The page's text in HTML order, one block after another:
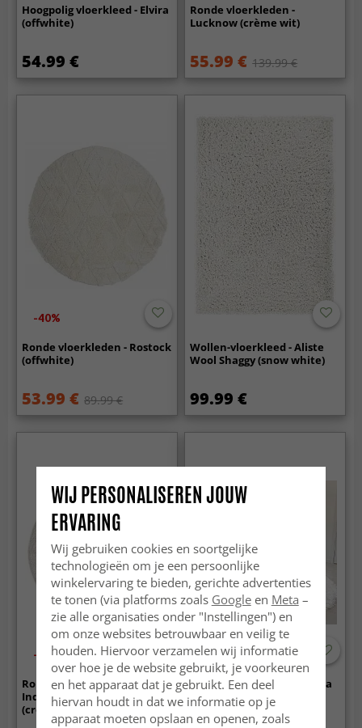
Hoogpolig vloerkleed - Elvira
(offwhite)
54.99 €
Ronde vloerkleden -
Lucknow (crème wit)
55.99 € 139.99 €
-40%
Ronde vloerkleden - Rostock
(offwhite)
53.99 € 89.99 €
Wollen-vloerkleed - Aliste
Wool Shaggy (snow white)
99.99 €
-30%
Ronde vloerkleden -
Indoor/Outdoor Shirley
(cream)
Ronde vloerkleden - Janjira
(wit)
WIJ PERSONALISEREN JOUW
ERVARING
Wij gebruiken cookies en soortgelijke
technologieën om je een persoonlijke
winkelervaring te bieden, gerichte advertenties
te tonen (via platforms zoals Googleen Meta –
zie alle organisaties onder "Instellingen") en
om onze websites betrouwbaar en veilig te
houden. Hiervoor verzamelen wij informatie
over hoe je de website gebruikt, je voorkeuren
en het apparaat dat je gebruikt. Een deel
hiervan houdt in dat we informatie op je
apparaat moeten opslaan en openen, zoals